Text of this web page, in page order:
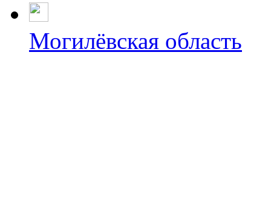
Могилёвская область